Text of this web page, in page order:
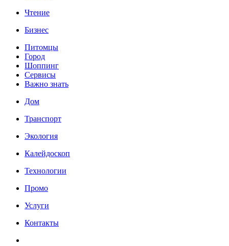
Чтение
Бизнес
Питомцы
Город
Шоппинг
Сервисы
Важно знать
Дом
Транспорт
Экология
Калейдоскоп
Технологии
Промо
Услуги
Контакты